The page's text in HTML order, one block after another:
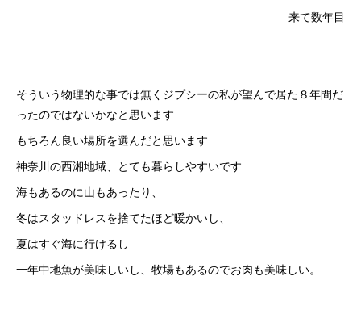
来て数年目
そういう物理的な事では無くジプシーの私が望んで居た８年間だ
ったのではないかなと思います
もちろん良い場所を選んだと思います
神奈川の西湘地域、とても暮らしやすいです
海もあるのに山もあったり、
冬はスタッドレスを捨てたほど暖かいし、
夏はすぐ海に行けるし
一年中地魚が美味しいし、牧場もあるのでお肉も美味しい。